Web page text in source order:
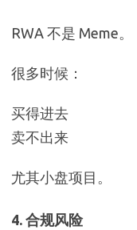
RWA 不是 Meme。
很多时候：
买得进去
卖不出来
尤其小盘项目。
4. 合规风险